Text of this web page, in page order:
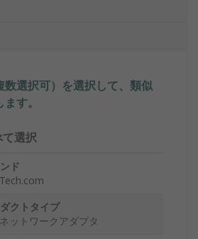
数選択可）を選択して、類似
す。
選択
ド
クトタイプ
ットワークアダプタ